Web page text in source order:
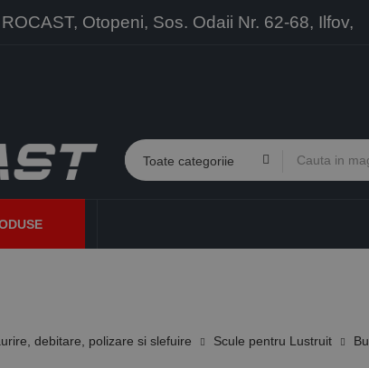
Otopeni, Sos. Odaii Nr. 62-68, Ilfov,
debitare, polizare si slefuire Scule pentru Lustruit